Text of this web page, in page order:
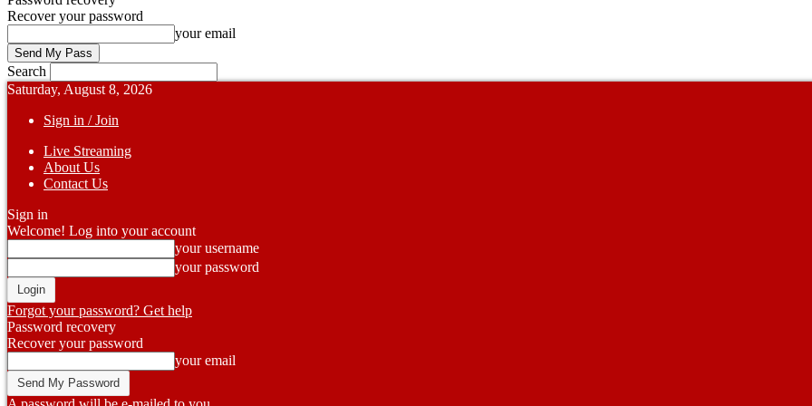
Recover your password
your email
Search
Saturday, August 8, 2026
Sign in / Join
Live Streaming
About Us
Contact Us
Sign in
Welcome! Log into your account
your username
your password
Forgot your password? Get help
Password recovery
Recover your password
your email